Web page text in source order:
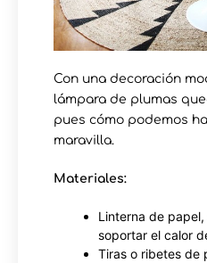
Con una decoración
lámpara de plumas
pues cómo podemos
maravilla.
Materiales:
Linterna de
soportar el calor
Tiras o ribetes de